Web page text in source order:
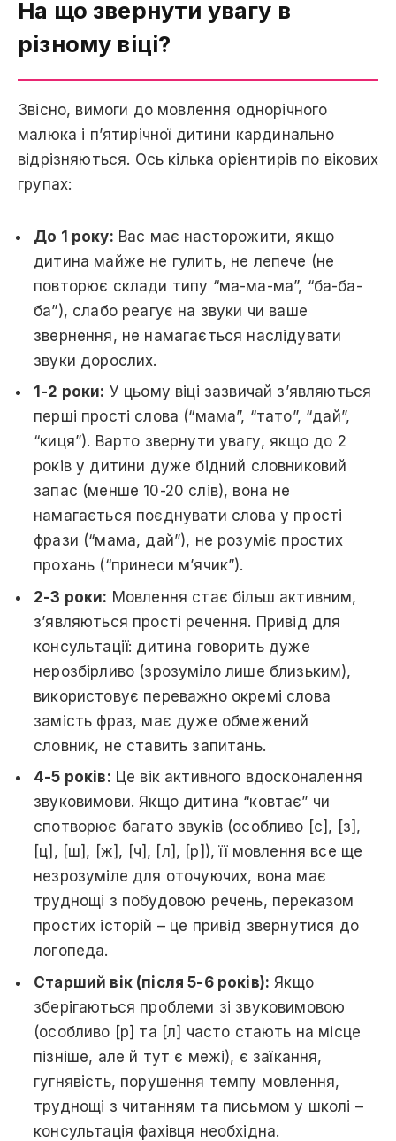
На що звернути увагу в
різному віці?
Звісно, вимоги до мовлення однорічного
малюка і п’ятирічної дитини кардинально
відрізняються. Ось кілька орієнтирів по вікових
групах:
До 1 року: Вас має насторожити, якщо
дитина майже не гулить, не лепече (не
повторює склади типу “ма-ма-ма”, “ба-ба-
ба”), слабо реагує на звуки чи ваше
звернення, не намагається наслідувати
звуки дорослих.
1-2 роки: У цьому віці зазвичай з’являються
перші прості слова (“мама”, “тато”, “дай”,
“киця”). Варто звернути увагу, якщо до 2
років у дитини дуже бідний словниковий
запас (менше 10-20 слів), вона не
намагається поєднувати слова у прості
фрази (“мама, дай”), не розуміє простих
прохань (“принеси м’ячик”).
2-3 роки: Мовлення стає більш активним,
з’являються прості речення. Привід для
консультації: дитина говорить дуже
нерозбірливо (зрозуміло лише близьким),
використовує переважно окремі слова
замість фраз, має дуже обмежений
словник, не ставить запитань.
4-5 років: Це вік активного вдосконалення
звуковимови. Якщо дитина “ковтає” чи
спотворює багато звуків (особливо [с], [з],
[ц], [ш], [ж], [ч], [л], [р]), її мовлення все ще
незрозуміле для оточуючих, вона має
труднощі з побудовою речень, переказом
простих історій – це привід звернутися до
логопеда.
Старший вік (після 5-6 років): Якщо
зберігаються проблеми зі звуковимовою
(особливо [р] та [л] часто стають на місце
пізніше, але й тут є межі), є заїкання,
гугнявість, порушення темпу мовлення,
труднощі з читанням та письмом у школі –
консультація фахівця необхідна.